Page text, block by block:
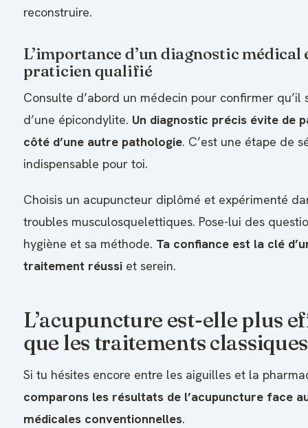
reconstruire.
L’importance d’un diagnostic médical
praticien qualifié
Consulte d’abord un médecin pour confirmer qu’il
d’une épicondylite. Un diagnostic précis évite de
côté d’une autre pathologie. C’est une étape de
indispensable pour toi.
Choisis un acupuncteur diplômé et expérimenté
troubles musculosquelettiques. Pose-lui des
hygiène et sa méthode. Ta confiance est la clé
traitement réussi et serein.
L’acupuncture est-elle plus
que les traitements
Si tu hésites encore entre les aiguilles et la
comparons les résultats de l’acupuncture face
médicales conventionnelles.